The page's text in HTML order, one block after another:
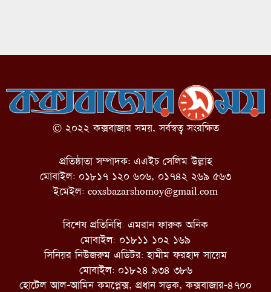
© ২০২২ কক্সবাজার সময়, সর্বস্বত্ব সংরক্ষিত
প্রতিষ্ঠাতা সম্পাদক: এএইচ সেলিম উল্লাহ
মোবাইল: ০১৮১৭ ১২০ ৬০৬, ০১৭৪২ ২৬৯ ৫৬৩
ইমেইল: coxsbazarshomoy@gmail.com
বিশেষ প্রতিনিধি: এমরান ফারুক অনিক
মোবাইল: ০১৮১১ ১০২ ১৬৯
সিনিয়র নিউজরুম এডিটর: হামীম ফরহাদ সায়েম
মোবাইল: ০১৮২৪ ৯৩৪ ৩৮৬
হোটেল আল-আমিন কমপ্লেক্স, প্রধান সড়ক, কক্সবাজার-৪৭০০